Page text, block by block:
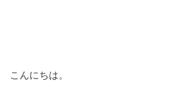
こんにちは。